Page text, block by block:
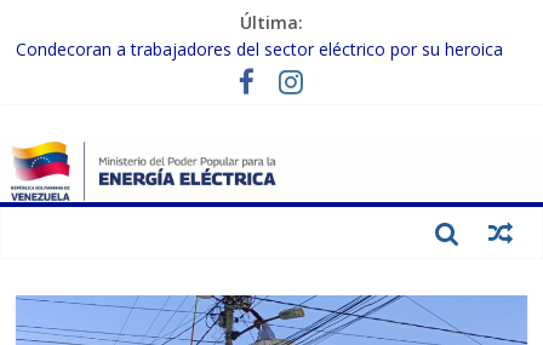
Última:
Condecoran a trabajadores del sector eléctrico por su heroica
labor tras el doble sismo del 24-J
Gobierno Nacional coordina acciones con el sector privado para
Inspeccionan trabajos de rehabilitación en instalaciones del SEN
en Carabobo
Gobierno Nacional activa plan preventivo para fortalecer el SEN